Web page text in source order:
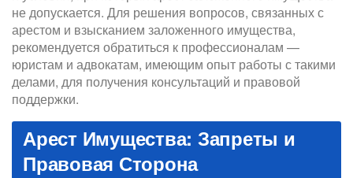
не допускается. Для решения вопросов, связанных с
арестом и взысканием заложенного имущества,
рекомендуется обратиться к профессионалам —
юристам и адвокатам, имеющим опыт работы с такими
делами, для получения консультаций и правовой
поддержки.
Арест Имущества: Запреты и
Правовая Сторона